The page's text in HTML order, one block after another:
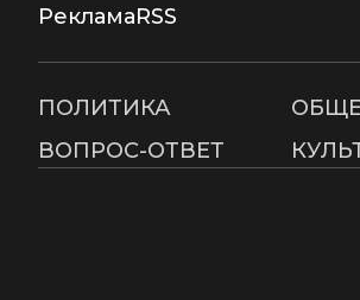
РекламаRSS
ПОЛИТИКА
ВОПРОС-ОТВЕТ